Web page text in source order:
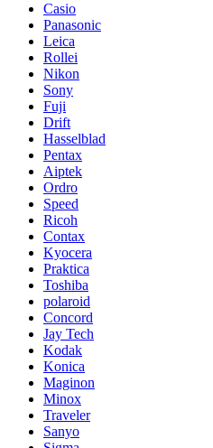
Casio
Panasonic
Leica
Rollei
Nikon
Sony
Fuji
Drift
Hasselblad
Pentax
Aiptek
Ordro
Speed
Ricoh
Contax
Kyocera
Praktica
Toshiba
polaroid
Concord
Jay Tech
Kodak
Konica
Maginon
Minox
Traveler
Sanyo